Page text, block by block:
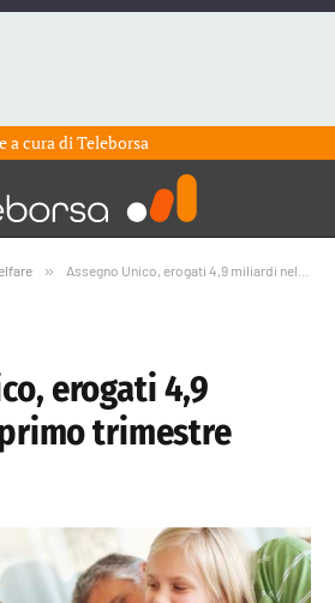
a cura diTeleborsa
» Assegno Unico, erogati 4,9 miliardi nel primo trimestre
erogati 4,9
trimestre